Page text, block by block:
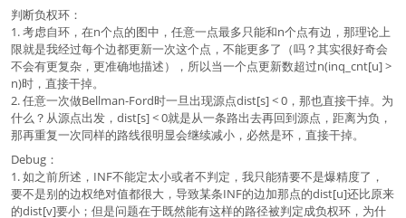
判断负权环：
1. 考虑自环，在n个点的图中，任意一点最多只能和n个点有边，那理论上
限就是我经过每个边都更新一次这个点，不能更多了（吗？其实很好奇会
不会有更复杂，更准确地描述），所以当一个点更新数超过n(inq_cnt[u] >
n)时，直接干掉。
2. 任意一次做Bellman-Ford时一旦出现源点dist[s] < 0，那也直接干掉。为
什么？从源点出发，dist[s] < 0就是从一条路出去再回到源点，距离为负，
那再重复一次同样的路线很明显会继续减小，必然是环，直接干掉。
Debug：
1. 如之前所述，INF不能定太小或者不判定，我只能猜要不是爆精度了，
要不是别的边权绝对值都很大，导致某条INF的边加那点的dist[u]还比原来
的dist[v]要小；但是问题在于既然能有这样的路径被判定成负权环，为什